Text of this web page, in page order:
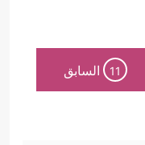
11 السابق